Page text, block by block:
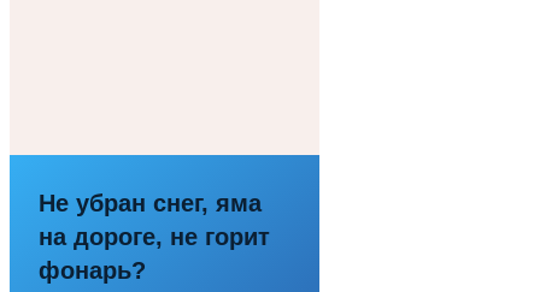
Не убран снег, яма
на дороге, не горит
фонарь?